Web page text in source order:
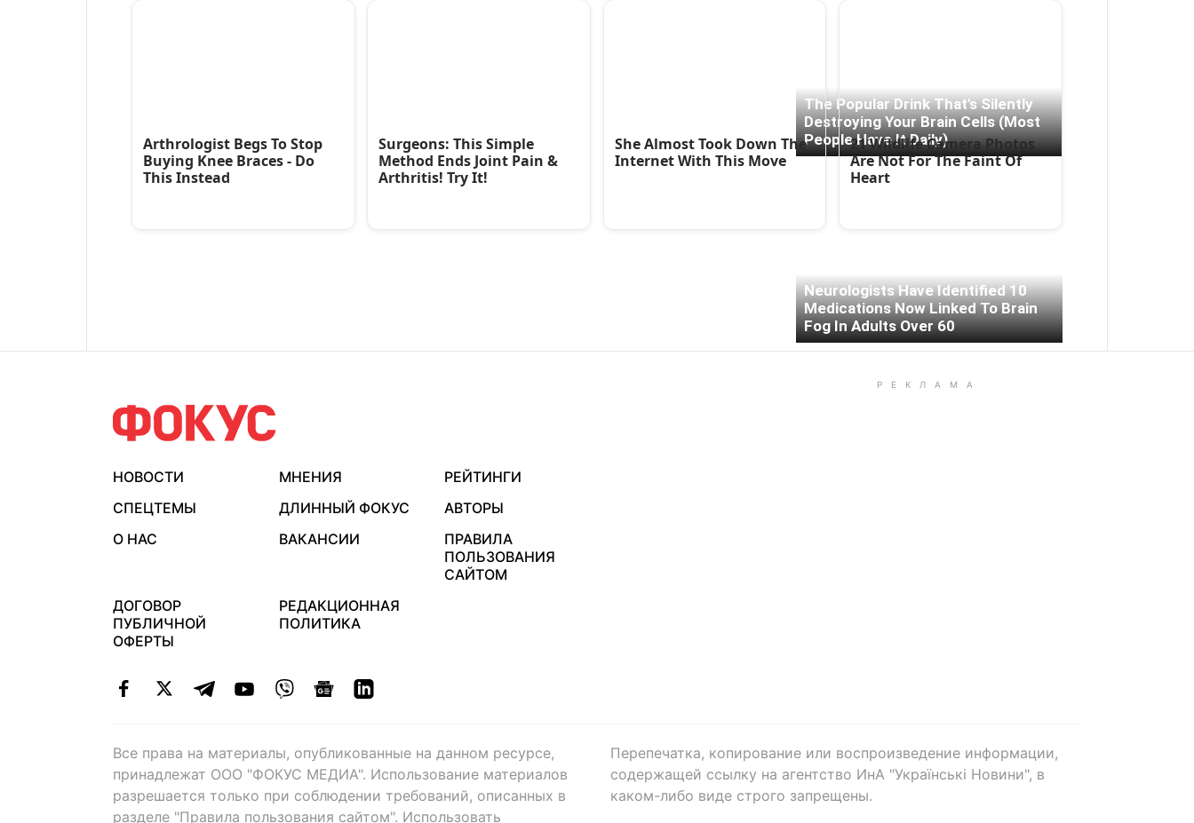
НОВОСТИ МНЕНИЯ
РЕЙТИНГИ
СПЕЦТЕМЫ
ДЛИННЫЙ ФОКУС
АВТОРЫ
О НАС
ВАКАНСИИ
ПРАВИЛА
ПОЛЬЗОВАНИЯ
САЙТОМ
ДОГОВОР
ПУБЛИЧНОЙ
ОФЕРТЫ
РЕДАКЦИОННАЯ
ПОЛИТИКА
Все права на материалы, опубликованные на данном ресурсе,
принадлежат ООО "ФОКУС МЕДИА". Использование материалов
разрешается только при соблюдении требований, описанных в
разделе "Правила пользования сайтом". Использовать
Перепечатка, копирование или воспроизведение информации,
содержащей ссылку на агентство ИнА "Українські Новини", в
каком-либо виде строго запрещены.